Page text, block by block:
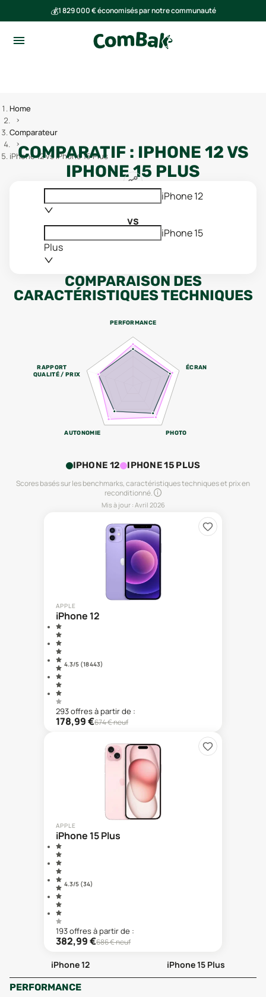
💰1 829 000 € économisés par notre communauté
Home
Comparateur
iPhone 12 vs iPhone 15 Plus
COMPARATIF : IPHONE 12VS
IPHONE 15 PLUS
iPhone 12
vs
iPhone 15
Plus
COMPARAISON DES
CARACTÉRISTIQUES TECHNIQUES
PERFORMANCE
ÉCRAN
PHOTO
AUTONOMIE
RAPPORT
QUALITÉ / PRIX
IPHONE 12 IPHONE 15 PLUS
Scores basés sur les benchmarks, caractéristiques techniques et prix en
reconditionné.
Mis à jour : Avril 2026
APPLE
iPhone 12
4.3/5 (18 443)
293offresà partir de :
178,99€674€ neuf
APPLE
iPhone 15 Plus
4.3/5 (34)
193offresà partir de :
382,99€686€ neuf
iPhone 12
iPhone 15 Plus
PERFORMANCE